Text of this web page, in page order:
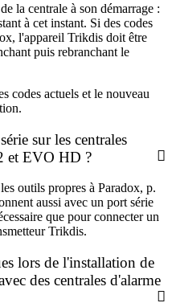
la centrale à son démarrage :
à cet instant. Si des codes
l'appareil Trikdis doit être
puis rebranchant le
codes actuels et le nouveau
sur les centrales
et EVO HD ?
outils propres à Paradox, p.
aussi avec un port série
que pour connecter un
Trikdis.
lors de l'installation de
des centrales d'alarme